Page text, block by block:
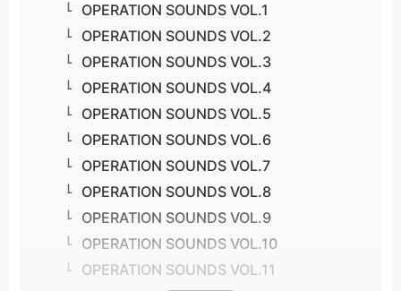
OPERATION SOUNDS VOL.1
OPERATION SOUNDS VOL.2
OPERATION SOUNDS VOL.3
OPERATION SOUNDS VOL.4
OPERATION SOUNDS VOL.5
OPERATION SOUNDS VOL.6
OPERATION SOUNDS VOL.7
OPERATION SOUNDS VOL.8
OPERATION SOUNDS VOL.9
OPERATION SOUNDS VOL.10
OPERATION SOUNDS VOL.11